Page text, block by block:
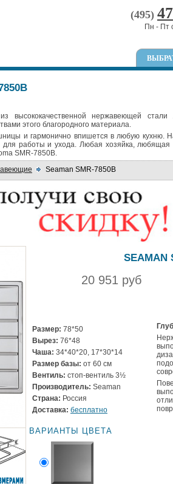
высококачественной нержавеющей
этого благородного материала.
и гармонично впишется в любую кухню.
работы и ухода. Любая хозяйка, любящая
SMR-7850B.
Seaman SMR-7850B
SEAMAN
20 951 руб
Размер: 78*50
Вырез: 76*48
Чаша: 34*40*20, 17*30*14
Размер базы: от 60 см
Вентиль: стоп-вентиль 3½
Производитель: Seaman
Страна: Россия
Доставка: бесплатно
ВАРИАНТЫ ЦВЕТА
(495)
Пн - Пт